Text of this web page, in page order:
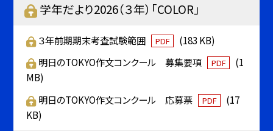
学年だより2026（３年）「COLOR」
３年前期期末考査試験範囲 PDF
(183 KB)
明日のTOKYO作文コンクール 募集要項
PDF
(1
MB)
明日のTOKYO作文コンクール 応募票
PDF
(17
KB)